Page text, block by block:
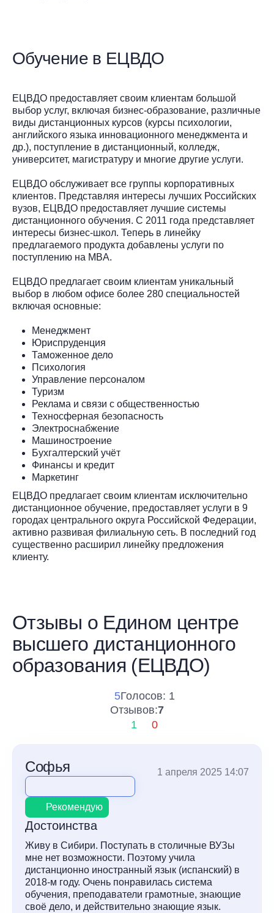
Обучение в ЕЦВДО
ЕЦВДО предоставляет своим клиентам большой
выбор услуг, включая бизнес-образование, различные
виды дистанционных курсов (курсы психологии,
английского языка инновационного менеджмента и
др.), поступление в дистанционный, колледж,
университет, магистратуру и многие другие услуги.
ЕЦВДО обслуживает все группы корпоративных
клиентов. Представляя интересы лучших Российских
вузов, ЕЦВДО предоставляет лучшие системы
дистанционного обучения. С 2011 года представляет
интересы бизнес-школ. Теперь в линейку
предлагаемого продукта добавлены услуги по
поступлению на MBA.
ЕЦВДО предлагает своим клиентам уникальный
выбор в любом офисе более 280 специальностей
включая основные:
Менеджмент
Юриспруденция
Таможенное дело
Психология
Управление персоналом
Туризм
Реклама и связи с общественностью
Техносферная безопасность
Электроснабжение
Машиностроение
Бухгалтерский учёт
Финансы и кредит
Маркетинг
ЕЦВДО предлагает своим клиентам исключительно
дистанционное обучение, предоставляет услуги в 9
городах центрального округа Российской Федерации,
активно развивая филиальную сеть. В последний год
существенно расширил линейку предложения
клиенту.
Отзывы о Едином центре
высшего дистанционного
образования (ЕЦВДО)
5Голосов: 1
Отзывов:7
1
0
Софья 1 апреля 2025 14:07
Рекомендую
Достоинства
Живу в Сибири. Поступать в столичные ВУЗы
мне нет возможности. Поэтому учила
дистанционно иностранный язык (испанский) в
2018-м году. Очень понравилась система
обучения, преподаватели грамотные, знающие
своё дело, и действительно знающие язык.